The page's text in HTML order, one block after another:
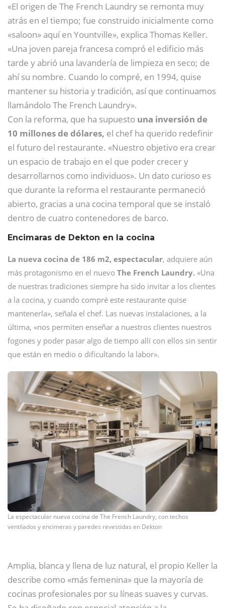
«El origen de The French Laundry se remonta muy
atrás en el tiempo; fue construido inicialmente como
«saloon» aquí en Yountville», explica Thomas Keller.
«Una joven pareja francesa compró el edificio más
tarde y abrió una lavandería de limpieza en seco; de
ahí su nombre. Cuando lo compré, en 1994, quise
mantener su historia y tradición, así que continuamos
llamándolo The French Laundry».
Con la reforma, que ha supuesto una inversión de
10 millones de dólares, el chef ha querido redefinir
el futuro del restaurante. «Nuestro objetivo era crear
un espacio de trabajo en el que poder crecer y
desarrollarnos como individuos». Un dato curioso es
que durante la reforma el restaurante permaneció
abierto, gracias a una cocina temporal que se instaló
dentro de cuatro contenedores de barco.
Encimaras de Dekton en la cocina
La nueva cocina de 186 m2, espectacular, adquiere aún
más protagonismo en el nuevo The French Laundry. «Una
de nuestras tradiciones siempre ha sido invitar a los clientes
a la cocina, y cuando compré este restaurante quise
mantenerla», señala el chef. Las nuevas instalaciones, a la
última, «nos permiten enseñar a nuestros clientes nuestros
fogones y poder pasar algo de tiempo allí con ellos sin sentir
que están en medio o dificultando la labor».
La espectacular nueva cocina de The French Laundry, con techos
ventilados y encimeras y paredes revestidas en Dekton
Amplia, blanca y llena de luz natural, el propio Keller la
describe como «más femenina» que la mayoría de
cocinas profesionales por su líneas suaves y curvas.